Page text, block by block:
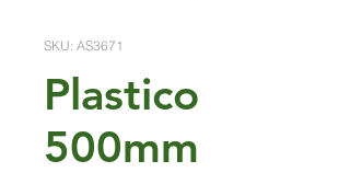
SKU: AS3671
Plastico
500mm